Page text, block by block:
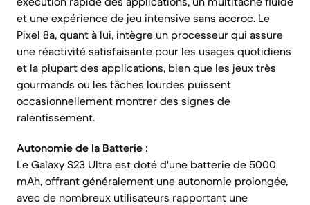
et une expérience de jeu intensive sans accroc. Le
Pixel 8a, quant à lui, intègre un processeur qui assure
une réactivité satisfaisante pour les usages quotidiens
et la plupart des applications, bien que les jeux très
gourmands ou les tâches lourdes puissent
occasionnellement montrer des signes de
ralentissement.
Autonomie de la Batterie :
Le Galaxy S23 Ultra est doté d'une batterie de 5000
mAh, offrant généralement une autonomie prolongée,
avec de nombreux utilisateurs rapportant une